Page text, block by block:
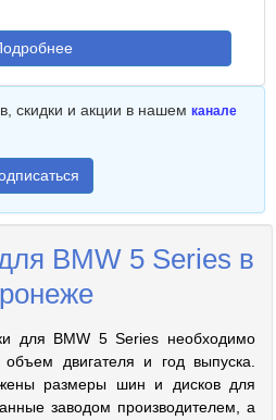
скидки и акции в нашем канале
BMW 5 Series в
для BMW 5 Series необходимо
двигателя и год выпуска.
размеры шин и дисков для
заводом производителем, а